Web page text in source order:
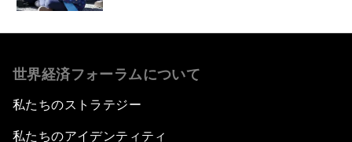
世界経済フォーラムについて
私たちのストラテジー
私たちのアイデンティティ